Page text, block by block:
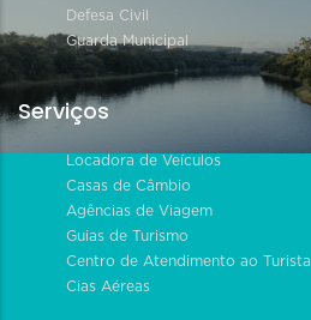
Defesa Civil
Guarda Municipal
Serviços
Locadora de Veículos
Casas de Câmbio
Agências de Viagem
Guias de Turismo
Centro de Atendimento ao Turista
Cias Aéreas